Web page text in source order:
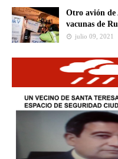
Otro avión de
vacunas de
julio 09, 2021